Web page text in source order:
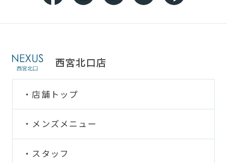
西宮北口店
店舗トップ
メンズメニュー
スタッフ